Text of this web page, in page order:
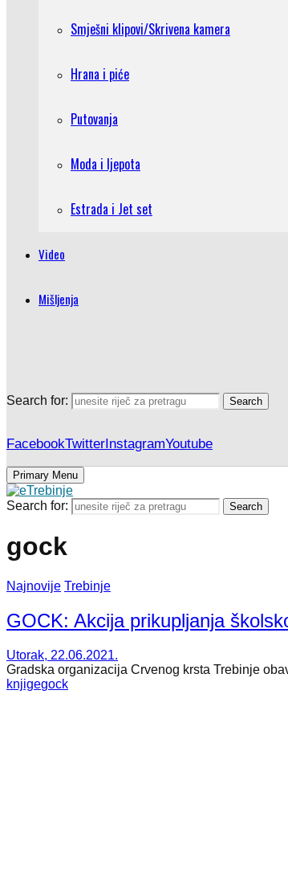
Smješni klipovi/Skrivena kamera
Hrana i piće
Putovanja
Moda i ljepota
Estrada i Jet set
Video
Mišljenja
Search for: Search
FacebookTwitterInstagramYoutube
Primary Menu
Search for: Search
gock
Najnovije Trebinje
GOCK: Akcija prikupljanja
Utorak, 22.06.2021.
Gradska organizacija Crvenog krsta Trebinje
knjigegock